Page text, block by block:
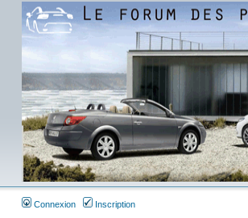
Connexion Inscription